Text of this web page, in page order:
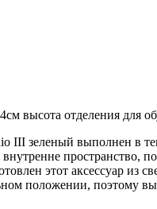
высота отделения для
III зеленый выполнен в
внутренне
этот аксессуар из
положении, поэтому